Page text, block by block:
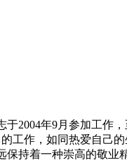
年9月参加工作
工作，如同热爱自己
持着一种崇高的敬